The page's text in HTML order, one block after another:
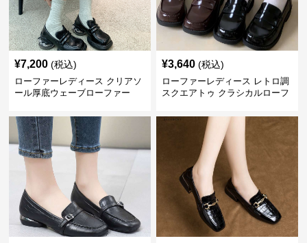
¥7,200 (税込)
ローファーレディース クリアソ
ール厚底ウェーブローファー
¥3,640 (税込)
ローファーレディース レトロ調
スクエアトゥ クラシカルローフ